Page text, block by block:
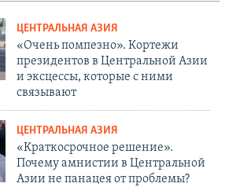
ЦЕНТРАЛЬНАЯ АЗИЯ
«Очень помпезно». Кортежи
президентов в Центральной Азии
и эксцессы, которые с ними
связывают
ЦЕНТРАЛЬНАЯ АЗИЯ
«Краткосрочное решение».
Почему амнистии в Центральной
Азии не панацея от проблемы?